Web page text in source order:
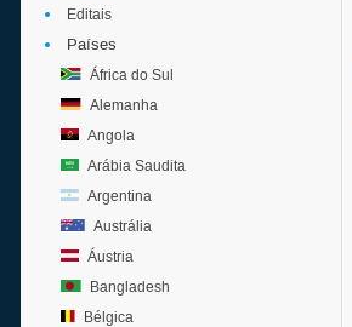
Editais
Países
África do Sul
Alemanha
Angola
Arábia Saudita
Argentina
Austrália
Áustria
Bangladesh
Bélgica